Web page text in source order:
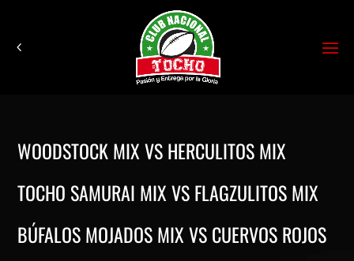
WOODSTOCK MIX VS HERCULITOS MIX
TOCHO SAMURAI MIX VS FLAGZULITOS MIX
BÚFALOS MOJADOS MIX VS CUERVOS ROJOS